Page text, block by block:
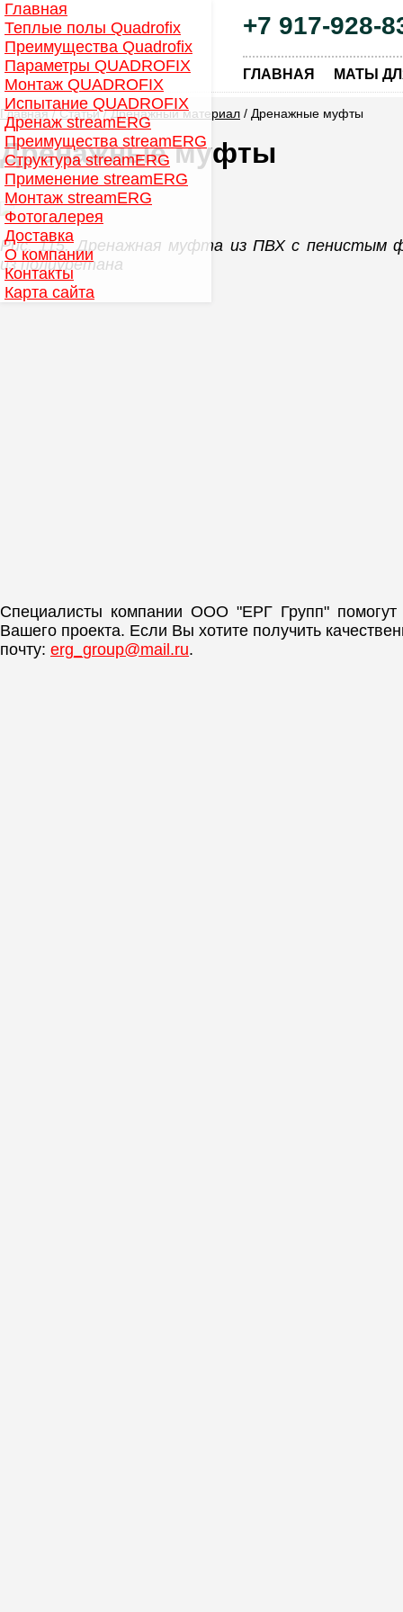
Главная
Теплые полы Quadrofix
Преимущества Quadrofix
Параметры QUADROFIX
Монтаж QUADROFIX
Испытание QUADROFIX
Дренаж streamERG
Преимущества streamERG
Структура streamERG
Применение streamERG
Монтаж streamERG
Фотогалерея
Доставка
О компании
Контакты
Карта сайта
+7 917-928-
ГЛАВНАЯ МАТЫ
Главная/Статьи/Дренажный материал / Дренажные муфты
Дренажные муфты
Рис. 115. Дренажная муфта из ПВХ с пенистым
из полиуретана
Специалисты компании ООО "ЕРГ Групп"
Вашего проекта. Если Вы хотите получить
почту: erg_group@mail.ru.